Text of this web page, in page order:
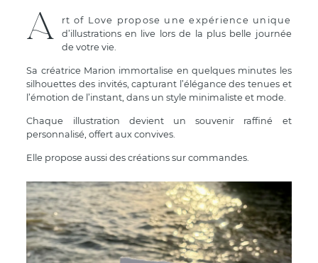
A
rt of Love propose une expérience unique
d’illustrations en live lors de la plus belle journée
de votre vie.
Sa créatrice Marion immortalise en quelques minutes les
silhouettes des invités, capturant l’élégance des tenues et
l’émotion de l’instant, dans un style minimaliste et mode.
Chaque illustration devient un souvenir raffiné et
personnalisé, offert aux convives.
Elle propose aussi des créations sur commandes.